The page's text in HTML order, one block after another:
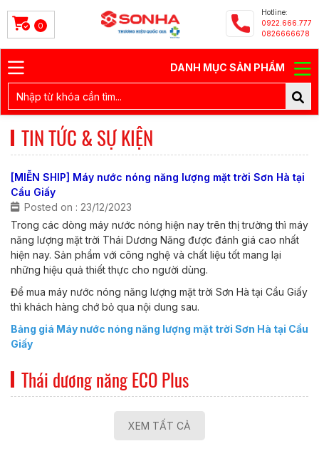
0
Hotline:
0922.666.777
0826666678
DANH MỤC SẢN PHẨM
TIN TỨC & SỰ KIỆN
[MIỄN SHIP] Máy nước nóng năng lượng mặt trời Sơn Hà tại
Cầu Giấy
Posted on : 23/12/2023
Trong các dòng máy nước nóng hiện nay trên thị trường thì máy
năng lượng mặt trời Thái Dương Năng được đánh giá cao nhất
hiện nay. Sản phẩm với công nghệ và chất liệu tốt mang lại
những hiệu quả thiết thực cho người dùng.
Để mua máy nước nóng năng lượng mặt trời Sơn Hà tại Cầu Giấy
thì khách hàng chớ bỏ qua nội dung sau.
Bảng giá Máy nước nóng năng lượng mặt trời Sơn Hà tại Cầu
Giấy
Thái dương năng ECO Plus
XEM TẤT CẢ